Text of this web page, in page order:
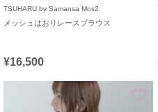
TSUHARU by Samansa Mos2
メッシュはおりレースブラウス
¥16,500